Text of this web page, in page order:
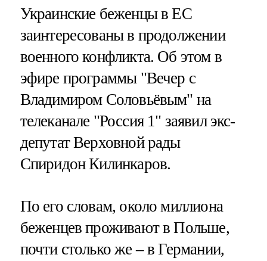
Украинские беженцы в ЕС
заинтересованы в продолжении
военного конфликта. Об этом в
эфире программы "Вечер с
Владимиром Соловьёвым" на
телеканале "Россия 1" заявил экс-
депутат Верховной рады
Спиридон Килинкаров.
По его словам, около миллиона
беженцев проживают в Польше,
почти столько же – в Германии,